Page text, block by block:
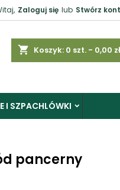
Zaloguj się lub Stwórz
shopping_cart Koszyk: 0 szt. - 0,00 zł
I SZPACHLÓWKI
pancerny